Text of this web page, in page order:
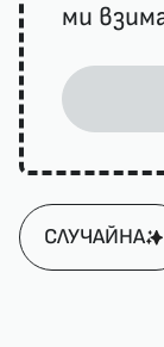
ми
СЛУЧАЙНА